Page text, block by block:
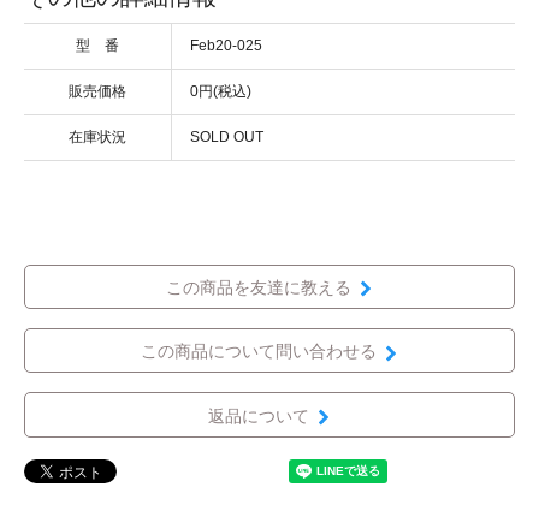
型 番 Feb20-025
販売価格 0円(税込)
在庫状況 SOLD OUT
この商品を友達に教える
この商品について問い合わせる
返品について